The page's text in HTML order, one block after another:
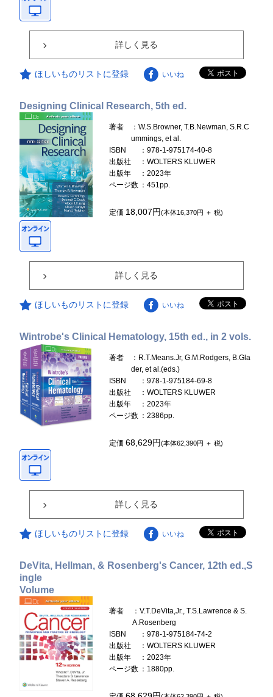
詳しく見る
ほしいものリストに登録 いいね
Designing Clinical Research, 5th ed.
著者
：W.S.Browner, T.B.Newman, S.R.C
ummings, et al.
ISBN
：978-1-975174-40-8
出版社
：WOLTERS KLUWER
出版年
：2023年
ページ数 ：451pp.
定価 18,007円(本体16,370円 ＋ 税)
詳しく見る
ほしいものリストに登録 いいね
Wintrobe's Clinical Hematology, 15th ed., in 2 vols.
著者
：R.T.Means.Jr, G.M.Rodgers, B.Gla
der, et al.(eds.)
ISBN
：978-1-975184-69-8
出版社
：WOLTERS KLUWER
出版年
：2023年
ページ数 ：2386pp.
定価68,629円(本体62,390円 ＋ 税)
詳しく見る
ほしいものリストに登録 いいね
DeVita, Hellman, & Rosenberg's Cancer, 12th ed.,S
ingle
Volume
著者
：V.T.DeVita,Jr., T.S.Lawrence & S.
A.Rosenberg
ISBN
：978-1-975184-74-2
出版社
：WOLTERS KLUWER
出版年
：2023年
ページ数 ：1880pp.